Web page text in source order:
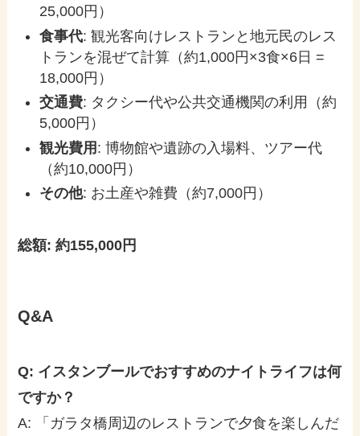
25,000円）
食事代: 観光客向けレストランと地元民のレス
トランを混ぜて計算（約1,000円×3食×6日 =
18,000円）
交通費: タクシー代や公共交通機関の利用（約
5,000円）
観光費用 : 博物館や遺跡の入場料、ツアー代
（約10,000円）
その他: お土産や雑費（約7,000円）
総額: 約155,000円
Q&A
Q: イスタンブールでおすすめのナイトライフは何
ですか？
A: 「ガラタ橋周辺のレストランで夕食を楽しんだ